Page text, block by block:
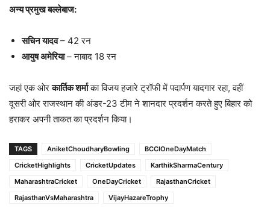
अन्य प्रमुख बल्लेबाज:
सचिन यादव– 42 रन
आयुष अमेरिया– नाबाद 18 रन
जहां एक ओरकार्तिक शर्माका विजय हजारे ट्रॉफी में पदार्पण यादगार रहा, वहीं
दूसरी ओर राजस्थान की अंडर-23 टीम ने शानदार प्रदर्शन करते हुए बिहार को
हराकर अपनी ताकत का प्रदर्शन किया।
TAGS AniketChoudharyBowling
BCCIOneDayMatch
CricketHighlights
CricketUpdates
KarthikSharmaCentury
MaharashtraCricket
OneDayCricket
RajasthanCricket
RajasthanVsMaharashtra
VijayHazareTrophy